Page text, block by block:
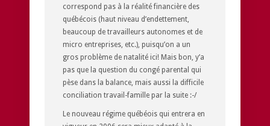
correspond pas à la réalité financière des
québécois (haut niveau d’endettement,
beaucoup de travailleurs autonomes et de
micro entreprises, etc.), puisqu’on a un
gros problème de natalité ici! Mais bon, y’a
pas que la question du congé parental qui
pèse dans la balance, mais aussi la difficile
conciliation travail-famille par la suite :-/
Le nouveau régime québéois qui entrera en